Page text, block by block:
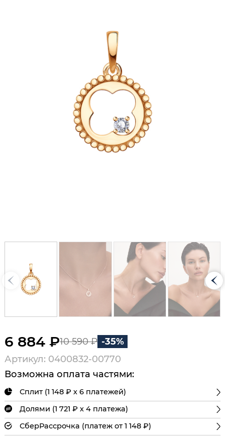
6 884 ₽10 590 ₽ -35%
Артикул: 0400832-00770
Возможна оплата частями:
Сплит (1 148 ₽ х 6 платежей)
Долями (1 721 ₽ х 4 платежа)
СберРассрочка (платеж от 1 148 ₽)